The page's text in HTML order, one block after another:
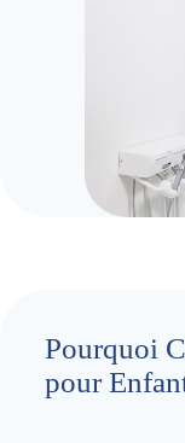
Pourquoi
pour